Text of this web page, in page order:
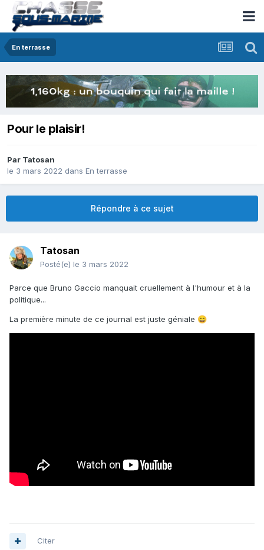
En terrasse
Pour le plaisir!
Par Tatosan
le 3 mars 2022 dans En terrasse
Répondre à ce sujet
Tatosan
Posté(e) le 3 mars 2022
Parce que Bruno Gaccio manquait cruellement à l'humour et à la
politique...
La première minute de ce journal est juste géniale 😄
Citer